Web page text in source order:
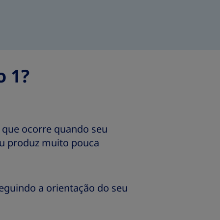
1?
ocorre quando seu
produz muito pouca
a orientação do seu